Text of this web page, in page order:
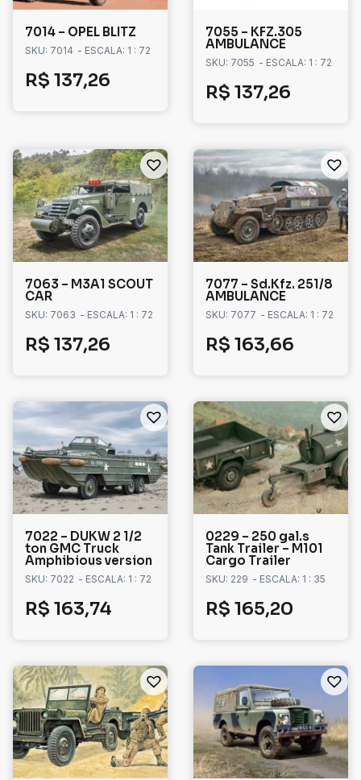
7014 – OPEL BLITZ
SKU: 7014 - ESCALA: 1 : 72
R$ 137,26
7055 – KFZ.305
AMBULANCE
SKU: 7055 - ESCALA: 1 : 72
R$ 137,26
7063 – M3A1 SCOUT
CAR
SKU: 7063 - ESCALA: 1 : 72
R$ 137,26
7077 – Sd.Kfz. 251/8
AMBULANCE
SKU: 7077 - ESCALA: 1 : 72
R$ 163,66
7022 – DUKW 2 1/2
ton GMC Truck
Amphibious version
SKU: 7022 - ESCALA: 1 : 72
R$ 163,74
0229 – 250 gal.s
Tank Trailer – M101
Cargo Trailer
SKU: 229 - ESCALA: 1 : 35
R$ 165,20